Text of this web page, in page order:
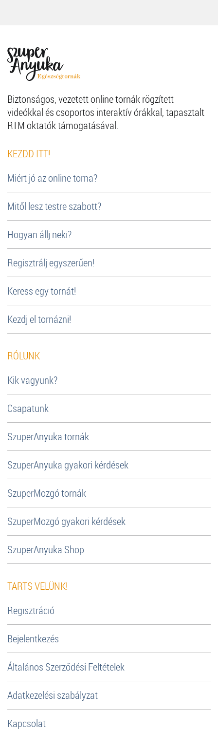
Biztonságos, vezetett online tornák rögzített
videókkal és csoportos interaktív órákkal, tapasztalt
RTM oktatók támogatásával.
KEZDD ITT!
Miért jó az online torna?
Mitől lesz testre szabott?
Hogyan állj neki?
Regisztrálj egyszerűen!
Keress egy tornát!
Kezdj el tornázni!
RÓLUNK
Kik vagyunk?
Csapatunk
SzuperAnyuka tornák
SzuperAnyuka gyakori kérdések
SzuperMozgó tornák
SzuperMozgó gyakori kérdések
SzuperAnyuka Shop
TARTS VELÜNK!
Regisztráció
Bejelentkezés
Általános Szerződési Feltételek
Adatkezelési szabályzat
Kapcsolat